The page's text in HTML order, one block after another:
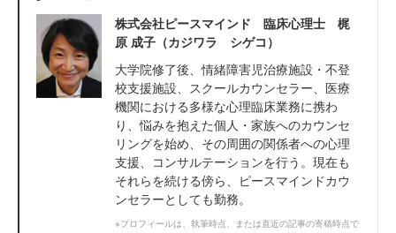
株式会社ピースマインド 臨床心理士 梶
原 成子（カジワラ シゲコ）
大学院修了後、情緒障害児治療施設・不登
校支援施設、スクールカウンセラー、医療
機関における多様な心理臨床業務に携わ
り、悩みを抱えた個人・家族へのカウンセ
リングを始め、その周囲の関係者への心理
支援、コンサルテーションを行う。現在も
それらを続ける傍ら、ピースマインドカウ
ンセラーとしても勤務。
※プロフィールは、執筆時点、または直近の記事の寄稿時点で